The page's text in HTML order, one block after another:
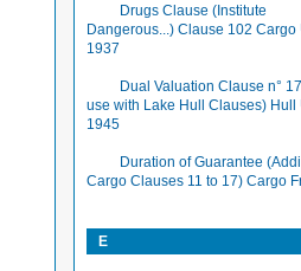
Drugs Clause (Institute
Dangerous...) Clause 102 Cargo
1937
Dual Valuation Clause n°
use with Lake Hull Clauses) Hull
1945
Duration of Guarantee
Cargo Clauses 11 to 17) Cargo
E